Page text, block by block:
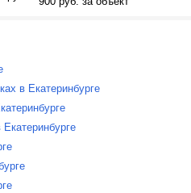
в Екатеринбурге